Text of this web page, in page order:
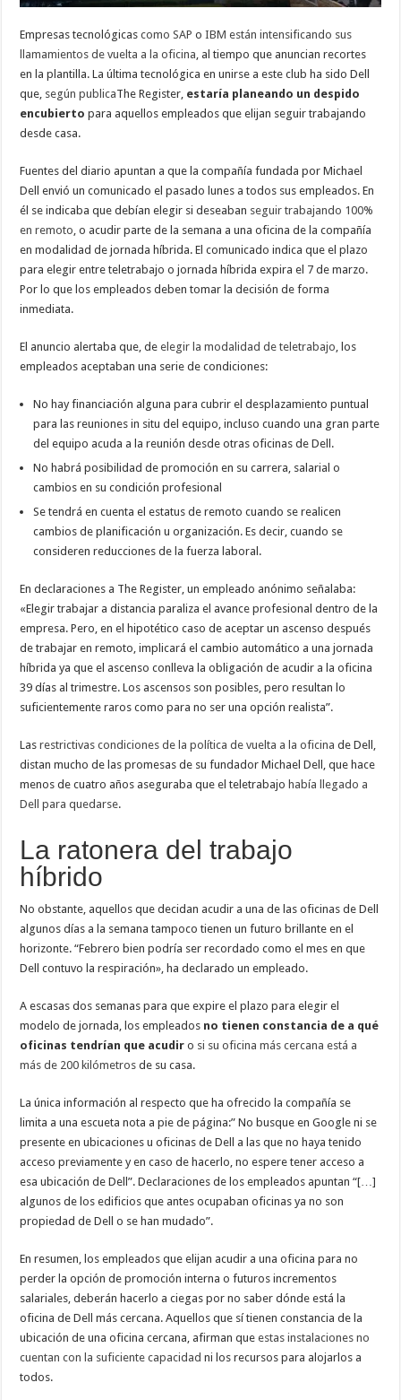
Empresas tecnológicascomo SAP oIBM están intensificando sus
llamamientos de vuelta a la oficina , al tiempo que anuncian recortes
en la plantilla. La última tecnológica en unirse a este club ha sido Dell
que, según publicaThe Register, estaría planeando un despido
encubierto para aquellos empleados que elijan seguir trabajando
desde casa.
Fuentes del diario apuntan a que la compañía fundada por Michael
Dell envió un comunicado el pasado lunes a todos sus empleados. En
él se indicaba que debían elegir si deseaban seguir trabajando 100%
en remoto , o acudir parte de la semana a una oficina de la compañía
en modalidad de jornada híbrida. El comunicado indica que el plazo
para elegir entre teletrabajo o jornada híbrida expira el 7 de marzo.
Por lo que los empleados deben tomar la decisión de forma
inmediata.
El anuncio alertaba que, deelegir la modalidad de teletrabajo , los
empleados aceptaban una serie de condiciones:
No hay financiación alguna para cubrir el desplazamiento puntual
para las reuniones in situ del equipo, incluso cuando una gran parte
del equipo acuda a la reunión desde otras oficinas de Dell.
No habrá posibilidad de promoción en su carrera, salarial o
cambios en su condición profesional
Se tendrá en cuenta el estatus de remoto cuando se realicen
cambios de planificación u organización. Es decir, cuando se
consideren reducciones de la fuerza laboral.
En declaraciones a The Register, un empleado anónimo señalaba:
«Elegir trabajar a distancia paraliza el avance profesional dentro de la
empresa. Pero, en el hipotético caso de aceptar un ascenso después
de trabajar en remoto, implicará el cambio automático a una jornada
híbrida ya que el ascenso conlleva la obligación de acudir a la oficina
39 días al trimestre. Los ascensos son posibles, pero resultan lo
suficientemente raros como para no ser una opción realista”.
Lasrestrictivas condiciones de la política de vuelta a la oficina de Dell,
distan mucho de las promesas de su fundador Michael Dell, que hace
menos de cuatro años aseguraba que el teletrabajo había llegado a
Dell para quedarse.
La ratonera del trabajo
híbrido
No obstante, aquellos que decidan acudir a una de las oficinas de Dell
algunos días a la semana tampoco tienen un futuro brillante en el
horizonte. “Febrero bien podría ser recordado como el mes en que
Dell contuvo la respiración», ha declarado un empleado.
A escasas dos semanas para que expire el plazo para elegir el
modelo de jornada, los empleados no tienen constancia de a qué
oficinas tendrían que acudir o si su oficina más cercana está a
más de 200 kilómetros de su casa.
La única información al respecto que ha ofrecido la compañía se
limita a una escueta nota a pie de página:” No busque en Google ni se
presente en ubicaciones u oficinas de Dell a las que no haya tenido
acceso previamente y en caso de hacerlo, no espere tener acceso a
esa ubicación de Dell”. Declaraciones de los empleados apuntan “[…]
algunos de los edificios que antes ocupaban oficinas ya no son
propiedad de Dell o se han mudado”.
En resumen, los empleados que elijan acudir a una oficina para no
perder la opción de promoción interna o futuros incrementos
salariales, deberán hacerlo a ciegas por no saber dónde está la
oficina de Dell más cercana. Aquellos que sí tienen constancia de la
ubicación de una oficina cercana, afirman queestas instalaciones no
cuentan con la suficiente capacidad ni los recursos para alojarlos a
todos.